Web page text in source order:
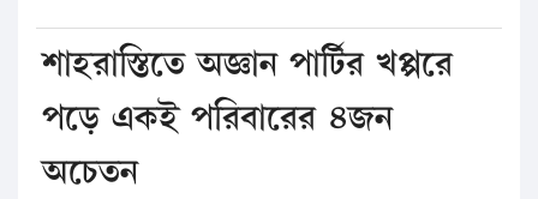
শাহরাস্তিতে অজ্ঞান পার্টির খপ্পরে
পড়ে একই পরিবারের ৪জন
অচেতন